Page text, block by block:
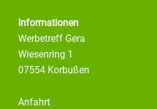
Informationen
Werbetreff Gera
Wiesenring 1
07554 Korbußen
Anfahrt